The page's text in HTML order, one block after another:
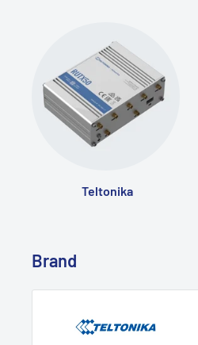
Teltonika
Brand